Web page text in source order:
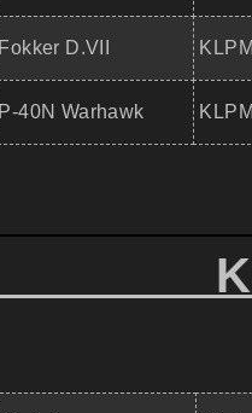
Fokker D.VII
P-40N Warhawk